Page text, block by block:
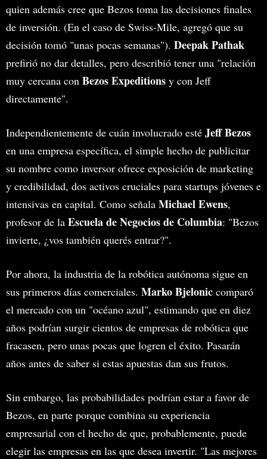
quien además cree que Bezos toma las decisiones finales
de inversión. (En el caso de Swiss-Mile, agregó que su
decisión tomó "unas pocas semanas"). Deepak Pathak
prefirió no dar detalles, pero describió tener una "relación
muy cercana con Bezos Expeditions y con Jeff
directamente".
Independientemente de cuán involucrado esté Jeff Bezos
en una empresa específica, el simple hecho de publicitar
su nombre como inversor ofrece exposición de marketing
y credibilidad, dos activos cruciales para startups jóvenes e
intensivas en capital. Como señala Michael Ewens,
profesor de la Escuela de Negocios de Columbia: "Bezos
invierte, ¿vos también querés entrar?".
Por ahora, la industria de la robótica autónoma sigue en
sus primeros días comerciales. Marko Bjelonic comparó
el mercado con un "océano azul", estimando que en diez
años podrían surgir cientos de empresas de robótica que
fracasen, pero unas pocas que logren el éxito. Pasarán
años antes de saber si estas apuestas dan sus frutos.
Sin embargo, las probabilidades podrían estar a favor de
Bezos, en parte porque combina su experiencia
empresarial con el hecho de que, probablemente, puede
elegir las empresas en las que desea invertir. "Las mejores